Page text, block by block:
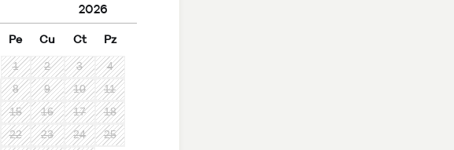
2026
Pe Cu Ct Pz
1 2 3
4
8 9 10
11
15 16 17
18
22 23 24
25